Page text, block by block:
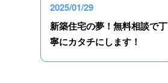
2025/01/29
新築住宅の夢！無料相談で丁
寧にカタチにします！